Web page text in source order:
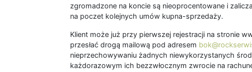
zgromadzone na koncie są nieoprocentowane i
na poczet kolejnych umów kupna-sprzedaży.
Klient może już przy pierwszej rejestracji na stronie
przesłać drogą mailową pod adresem
nieprzechowywaniu żadnych niewykorzystanych
każdorazowym ich bezzwłocznym zwrocie na